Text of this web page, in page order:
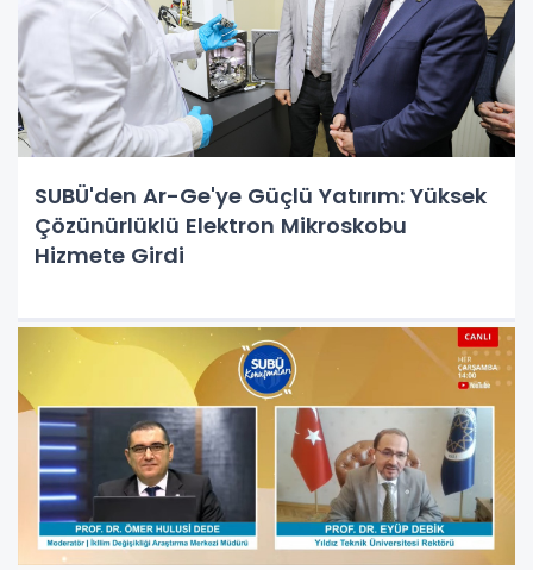
SUBÜ'den Ar-Ge'ye Güçlü Yatırım: Yüksek
Çözünürlüklü Elektron Mikroskobu
Hizmete Girdi